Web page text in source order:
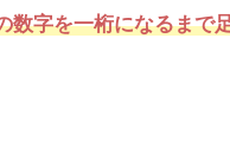
数字を一桁になるまで